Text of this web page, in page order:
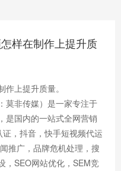
样在制作上提升质
上提升质量。
莫非传媒）是一家专注于
是国内的一站式全网营销
，抖音，快手短视频代运
推广，品牌危机处理，搜
，SEO网站优化，SEM竞